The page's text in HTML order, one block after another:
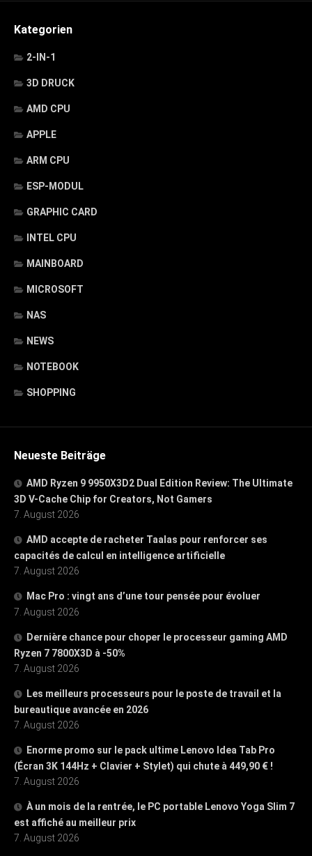
Kategorien
2-IN-1
3D DRUCK
AMD CPU
APPLE
ARM CPU
ESP-MODUL
GRAPHIC CARD
INTEL CPU
MAINBOARD
MICROSOFT
NAS
NEWS
NOTEBOOK
SHOPPING
Neueste Beiträge
AMD Ryzen 9 9950X3D2 Dual Edition Review: The Ultimate
3D V-Cache Chip for Creators, Not Gamers
7. August 2026
AMD accepte de racheter Taalas pour renforcer ses
capacités de calcul en intelligence artificielle
7. August 2026
Mac Pro : vingt ans d’une tour pensée pour évoluer
7. August 2026
Dernière chance pour choper le processeur gaming AMD
Ryzen 7 7800X3D à -50%
7. August 2026
Les meilleurs processeurs pour le poste de travail et la
bureautique avancée en 2026
7. August 2026
Enorme promo sur le pack ultime Lenovo Idea Tab Pro
(Écran 3K 144Hz + Clavier + Stylet) qui chute à 449,90 € !
7. August 2026
À un mois de la rentrée, le PC portable Lenovo Yoga Slim 7
est affiché au meilleur prix
7. August 2026